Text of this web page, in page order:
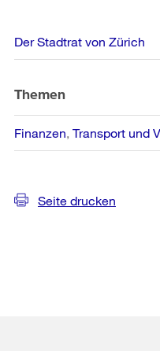
Weitere
Informationen
Der Stadtrat von Zürich
Themen
Finanzen Transport und
Seite drucken